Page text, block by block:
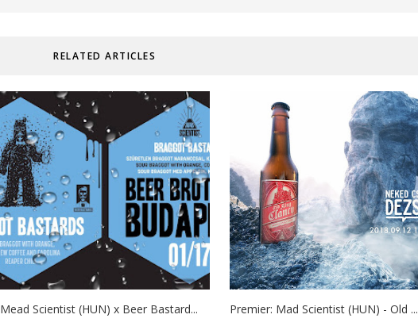
RELATED ARTICLES
Mead Scientist (HUN) x Beer Bastard... Premier: Mad Scientist (HUN) - Old ...